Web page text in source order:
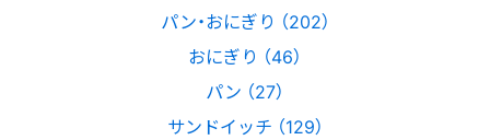
パン・おにぎり （202）
おにぎり （46）
パン （27）
サンドイッチ （129）